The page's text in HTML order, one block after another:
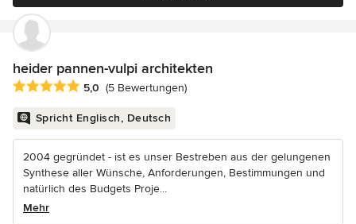
heider pannen-vulpi architekten
Durchschnittliche Bewertung: 5 von 5 Sternen
5,0 (5 Bewertungen)
Spricht Englisch, Deutsch
2004 gegründet - ist es unser Bestreben aus der gelungenen
Synthese aller Wünsche, Anforderungen, Bestimmungen und
natürlich des Budgets Proje...
Mehr